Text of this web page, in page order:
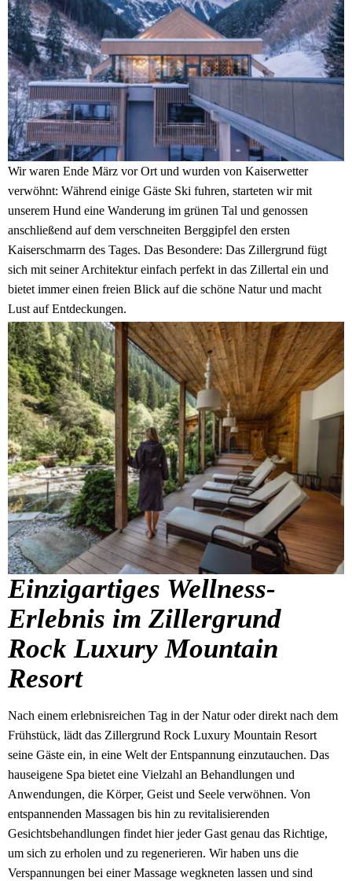
Wir waren Ende März vor Ort und wurden von Kaiserwetter
verwöhnt: Während einige Gäste Ski fuhren, starteten wir mit
unserem Hund eine Wanderung im grünen Tal und genossen
anschließend auf dem verschneiten Berggipfel den ersten
Kaiserschmarrn des Tages. Das Besondere: Das Zillergrund fügt
sich mit seiner Architektur einfach perfekt in das Zillertal ein und
bietet immer einen freien Blick auf die schöne Natur und macht
Lust auf Entdeckungen.
Einzigartiges Wellness-
Erlebnis im Zillergrund
Rock Luxury Mountain
Resort
Nach einem erlebnisreichen Tag in der Natur oder direkt nach dem
Frühstück, lädt das Zillergrund Rock Luxury Mountain Resort
seine Gäste ein, in eine Welt der Entspannung einzutauchen. Das
hauseigene Spa bietet eine Vielzahl an Behandlungen und
Anwendungen, die Körper, Geist und Seele verwöhnen. Von
entspannenden Massagen bis hin zu revitalisierenden
Gesichtsbehandlungen findet hier jeder Gast genau das Richtige,
um sich zu erholen und zu regenerieren. Wir haben uns die
Verspannungen bei einer Massage wegkneten lassen und sind